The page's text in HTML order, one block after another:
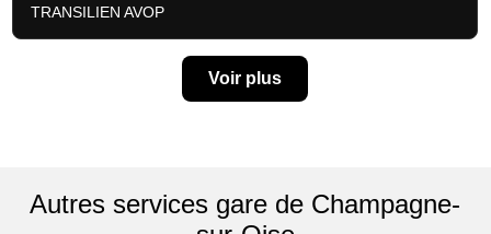
TRANSILIEN AVOP
Voir plus
Autres services gare de Champagne-